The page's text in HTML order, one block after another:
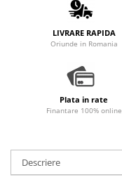
LIVRARE RAPIDA
Oriunde in Romania
Plata in rate
Finantare 100% online
Descriere